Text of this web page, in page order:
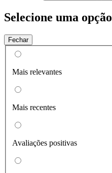
Selecione uma opção
Fechar
Mais relevantes
Mais recentes
Avaliações positivas